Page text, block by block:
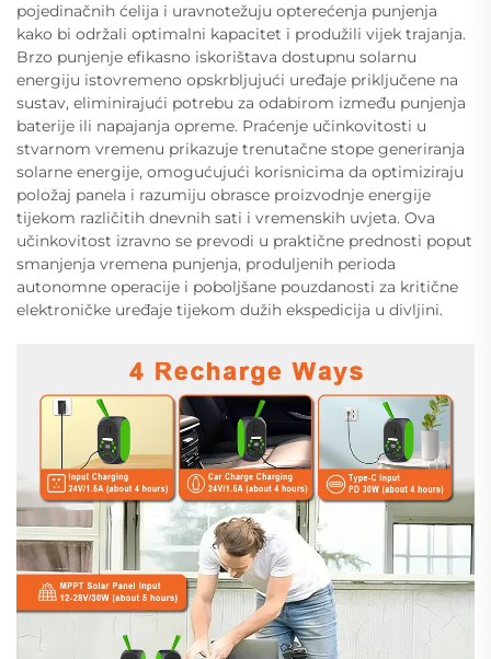
pojedinačnih ćelija i uravnotežuju opterećenja punjenja
kako bi održali optimalni kapacitet i produžili vijek trajanja.
Brzo punjenje efikasno iskorištava dostupnu solarnu
energiju istovremeno opskrbljujući uređaje priključene na
sustav, eliminirajući potrebu za odabirom između punjenja
baterije ili napajanja opreme. Praćenje učinkovitosti u
stvarnom vremenu prikazuje trenutačne stope generiranja
solarne energije, omogućujući korisnicima da optimiziraju
položaj panela i razumiju obrasce proizvodnje energije
tijekom različitih dnevnih sati i vremenskih uvjeta. Ova
učinkovitost izravno se prevodi u praktične prednosti poput
smanjenja vremena punjenja, produljenih perioda
autonomne operacije i poboljšane pouzdanosti za kritične
elektroničke uređaje tijekom dužih ekspedicija u divljini.